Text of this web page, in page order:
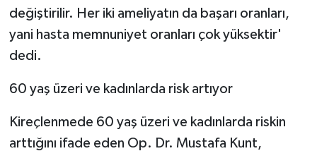
değiştirilir. Her iki ameliyatın da başarı oranları,
yani hasta memnuniyet oranları çok yüksektir'
dedi.
60 yaş üzeri ve kadınlarda risk artıyor
Kireçlenmede 60 yaş üzeri ve kadınlarda riskin
arttığını ifade eden Op. Dr. Mustafa Kunt,
Otomobil
SİYASET